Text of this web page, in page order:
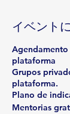
イベント
plataforma
Grupos
plataforma.
Plano de
Mentorias